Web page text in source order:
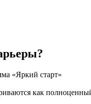
«Яркий старт»
как